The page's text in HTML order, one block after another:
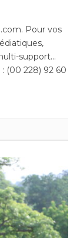
Pour vos
support…
: (00 228) 92 60